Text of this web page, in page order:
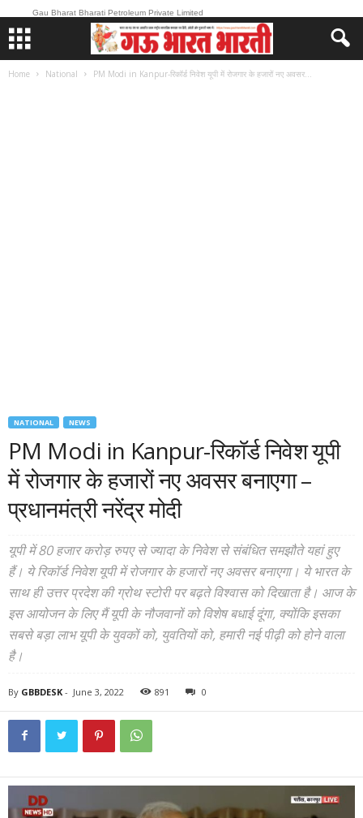
Gau Bharat Bharati Petroleum Private Limited
Home National PM Modi in Kanpur-रिकॉर्ड निवेश यूपी में रोजगार के हजारों नए अवसर...
NATIONAL NEWS
PM Modi in Kanpur-रिकॉर्ड निवेश यूपी
में रोजगार के हजारों नए अवसर बनाएगा –
प्रधानमंत्री नरेंद्र मोदी
यूपी में 80 हजार करोड़ रुपए से ज्यादा के निवेश से संबंधित समझौते यहां हुए
हैं। ये रिकॉर्ड निवेश यूपी में रोजगार के हजारों नए अवसर बनाएगा। ये भारत के
साथ ही उत्तर प्रदेश की ग्रोथ स्टोरी पर बढ़ते विश्वास को दिखाता है। आज के
इस आयोजन के लिए मैं यूपी के नौजवानों को विशेष बधाई दूंगा, क्योंकि इसका
सबसे बड़ा लाभ यूपी के युवकों को, यु‍वतियों को, हमारी नई पीढ़ी को होने वाला
है।
By GBBDESK - June 3, 2022 891 0